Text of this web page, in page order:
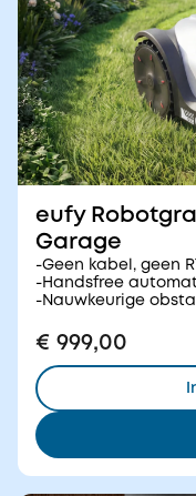
eufy
Garage
-Geen kabel, geen
-Handsfree
-Nauwkeurige
€ 999,00